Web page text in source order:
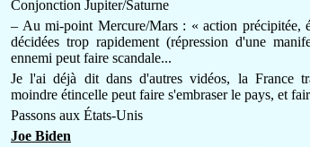
Conjonction Jupiter/Saturne
– Au mi-point Mercure/Mars : « action précipitée,
décidées trop rapidement (répression d'une
ennemi peut faire scandale...
Je l'ai déjà dit dans d'autres vidéos, la France
moindre étincelle peut faire s'embraser le pays, et
Passons aux États-Unis
Joe Biden